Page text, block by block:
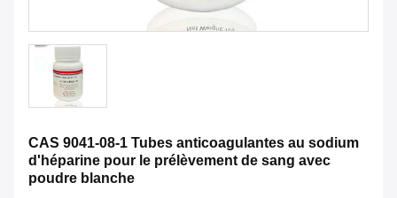
CAS 9041-08-1 Tubes anticoagulantes au sodium
d'héparine pour le prélèvement de sang avec
poudre blanche